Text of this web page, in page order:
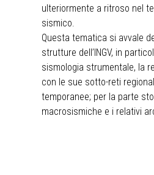
ulteriormente a ritroso nel
sismico.
Questa tematica si avvale
strutture dell’INGV, in
sismologia strumentale, la
con le sue sotto-reti
temporanee; per la parte
macrosismiche e i relativi